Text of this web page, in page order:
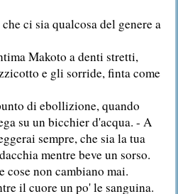
ci sia qualcosa del genere a
Makoto a denti stretti,
e gli sorride, finta come
di ebollizione, quando
su un bicchier d'acqua. - A
sempre, che sia la tua
mentre beve un sorso.
cose non cambiano mai.
il cuore un po' le sanguina.